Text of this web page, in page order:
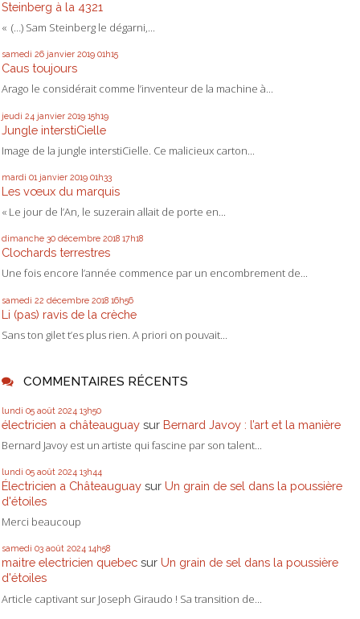
Steinberg à la 4321
« (…) Sam Steinberg le dégarni,...
samedi 26 janvier 2019 01h15
Caus toujours
Arago le considérait comme l’inventeur de la machine à...
jeudi 24 janvier 2019 15h19
Jungle interstiCielle
Image de la jungle interstiCielle. Ce malicieux carton...
mardi 01 janvier 2019 01h33
Les vœux du marquis
« Le jour de l’An, le suzerain allait de porte en...
dimanche 30 décembre 2018 17h18
Clochards terrestres
Une fois encore l’année commence par un encombrement de...
samedi 22 décembre 2018 16h56
Li (pas) ravis de la crèche
Sans ton gilet t’es plus rien. A priori on pouvait...
COMMENTAIRES RÉCENTS
lundi 05 août 2024 13h50
électricien a châteauguay sur Bernard Javoy : l’art et la manière
Bernard Javoy est un artiste qui fascine par son talent...
lundi 05 août 2024 13h44
Électricien a Châteauguay sur Un grain de sel dans la poussière
d'étoiles
Merci beaucoup
samedi 03 août 2024 14h58
maitre electricien quebec sur Un grain de sel dans la poussière
d'étoiles
Article captivant sur Joseph Giraudo ! Sa transition de...